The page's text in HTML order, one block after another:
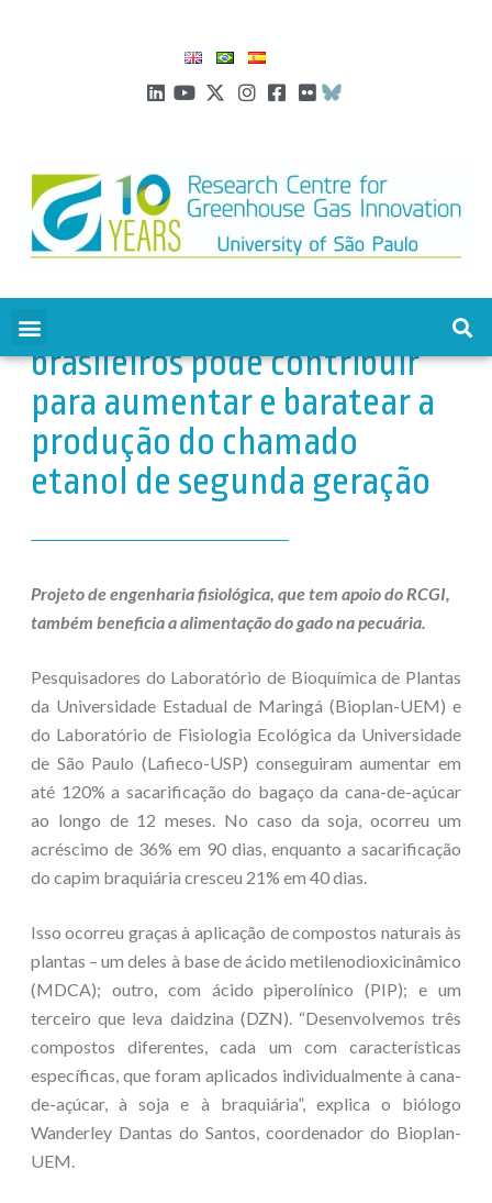
Descoberta de pesquisadores
brasileiros pode contribuir
para aumentar e baratear a
produção do chamado
etanol de segunda geração
Projeto de engenharia fisiológica, que tem apoio do RCGI,
também beneficia aalimentação do gado na pecuária.
Pesquisadores do Laboratório de Bioquímica de Plantas
da Universidade Estadual de Maringá (Bioplan-UEM) e
do Laboratório de Fisiologia Ecológica da Universidade
de São Paulo (Lafieco-USP) conseguiram aumentar em
até 120% a sacarificação do bagaço da cana-de-açúcar
ao longo de 12 meses. No caso da soja, ocorreu um
acréscimo de 36% em 90 dias, enquanto a sacarificação
do capim braquiária cresceu 21% em 40 dias.
Isso ocorreu graças à aplicação de compostos naturais às
plantas – um deles à base de ácido metilenodioxicinâmico
(MDCA); outro, com ácido piperolínico (PIP); e um
terceiro que leva daidzina (DZN). “Desenvolvemos três
compostos diferentes, cada um com características
específicas, que foram aplicados individualmente à cana-
de-açúcar, à soja e à braquiária”, explica o biólogo
Wanderley Dantas do Santos, coordenador do Bioplan-
UEM.